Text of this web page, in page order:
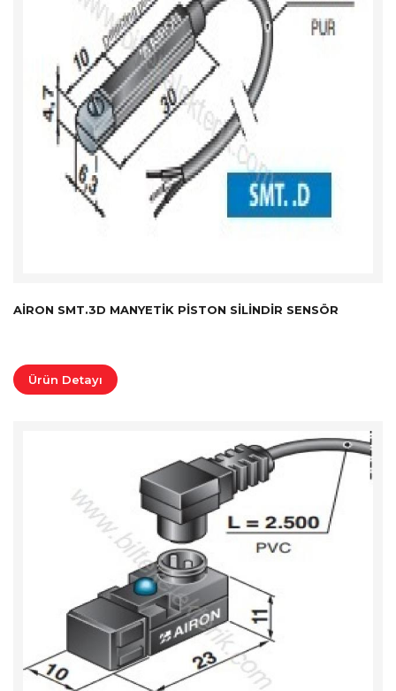
AIRON SMT.3D MANYETIK PISTON SILINDIR SENSÖR
Ürün Detayı